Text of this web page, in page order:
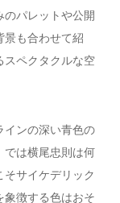
のパレットや公開
景も合わせて紹
スペクタクルな空
ンの深い青色の
では横尾忠則は何
サイケデリック
象徴する色はおそ